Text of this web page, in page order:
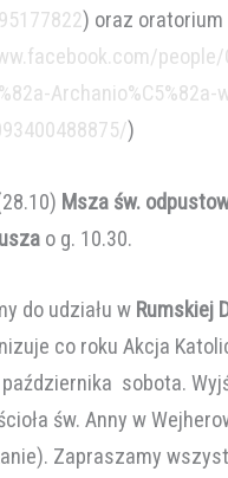
) oraz oratorium
Archanio%C5%82a-
)
Msza św.
o g. 10.30.
do udziału w Rumskiej
co roku Akcja
sobota.
św. Anny w
Zapraszamy